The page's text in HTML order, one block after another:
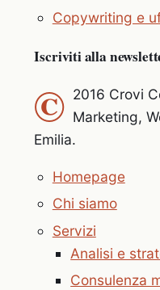
Copywriting e
Iscriviti alla
© 2016 Crovi
Marketing,
Emilia.
Homepage
Chi siamo
Servizi
Analisi e
Consulenza